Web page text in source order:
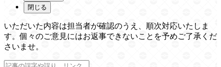
閉じる
いただいた内容は担当者が確認のうえ、順次対応いたしま
す。個々のご意見にはお返事できないことを予めご了承くだ
さいませ。